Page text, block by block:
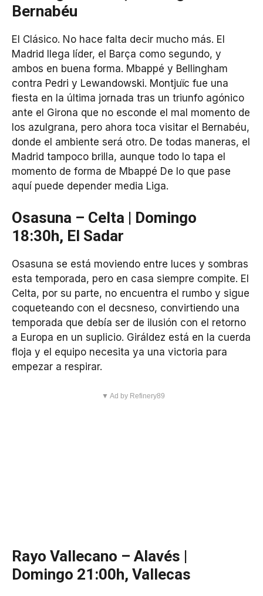
Bernabéu
El Clásico. No hace falta decir mucho más. El
Madrid llega líder, el Barça como segundo, y
ambos en buena forma. Mbappé y Bellingham
contra Pedri y Lewandowski. Montjuïc fue una
fiesta en la última jornada tras un triunfo agónico
ante el Girona que no esconde el mal momento de
los azulgrana, pero ahora toca visitar el Bernabéu,
donde el ambiente será otro. De todas maneras, el
Madrid tampoco brilla, aunque todo lo tapa el
momento de forma de Mbappé De lo que pase
aquí puede depender media Liga.
Osasuna – Celta | Domingo
18:30h, El Sadar
Osasuna se está moviendo entre luces y sombras
esta temporada, pero en casa siempre compite. El
Celta, por su parte, no encuentra el rumbo y sigue
coqueteando con el decsneso, convirtiendo una
temporada que debía ser de ilusión con el retorno
a Europa en un suplicio. Giráldez está en la cuerda
floja y el equipo necesita ya una victoria para
empezar a respirar.
▼ Ad by Refinery89
Rayo Vallecano – Alavés |
Domingo 21:00h, Vallecas